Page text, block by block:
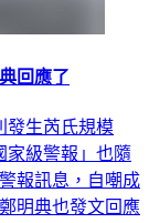
回應了
發生芮氏規模
家級警報」也隨
報訊息，自嘲成
明典也發文回應